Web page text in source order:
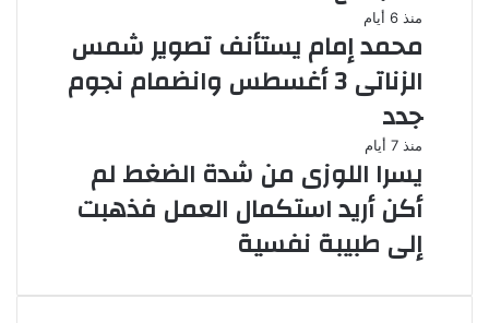
منذ 6 أيام
محمد إمام يستأنف تصوير شمس
الزناتى 3 أغسطس وانضمام نجوم
جدد
منذ 7 أيام
يسرا اللوزى من شدة الضغط لم
أكن أريد استكمال العمل فذهبت
إلى طبيبة نفسية